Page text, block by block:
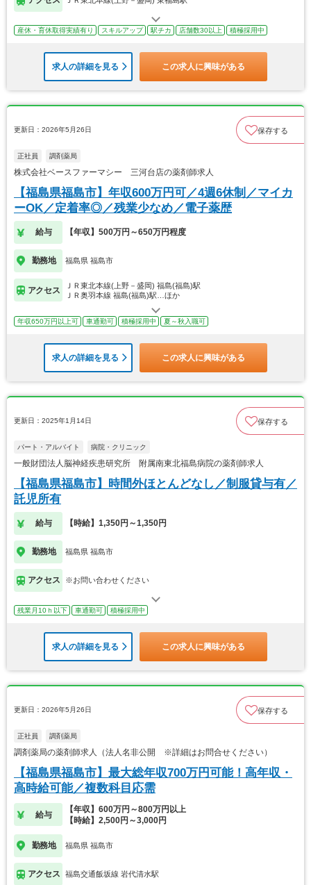
産休・育休取得実績有り スキルアップ 駅チカ 店舗数30以上 積極採用中
求人の詳細を見る この求人に興味がある
更新日：2026年5月26日 保存する
正社員 調剤薬局
株式会社ベースファーマシー 三河台店の薬剤師求人
【福島県福島市】年収600万円可／4週6休制／マイカ
ーOK／定着率◎／残業少なめ／電子薬歴
給与 【年収】500万円～650万円程度
勤務地 福島県 福島市
アクセス
ＪＲ東北本線(上野－盛岡) 福島(福島)駅
ＪＲ奥羽本線 福島(福島)駅…ほか
年収650万円以上可 車通勤可 積極採用中 夏～秋入職可
求人の詳細を見る この求人に興味がある
更新日：2025年1月14日 保存する
パート・アルバイト 病院・クリニック
一般財団法人脳神経疾患研究所 附属南東北福島病院の薬剤師求人
【福島県福島市】時間外ほとんどなし／制服貸与有／
託児所有
給与 【時給】1,350円～1,350円
勤務地 福島県 福島市
アクセス ※お問い合わせください
残業月10ｈ以下 車通勤可 積極採用中
求人の詳細を見る この求人に興味がある
更新日：2026年5月26日 保存する
正社員 調剤薬局
調剤薬局の薬剤師求人（法人名非公開 ※詳細はお問合せください）
【福島県福島市】最大総年収700万円可能！高年収・
高時給可能／複数科目応需
給与
【年収】600万円～800万円以上
【時給】2,500円～3,000円
勤務地 福島県 福島市
アクセス 福島交通飯坂線 岩代清水駅